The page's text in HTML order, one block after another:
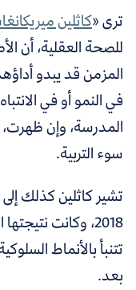
ترى «كاثلين
للصحة العقلية، أن
المزمن قد يبدو
في النمو أو في
المدرسة، وإن
سوء التربية.
تشير كاثلين كذلك إلى
2018، وكانت
تتنبأ بالأنماط
بعد.